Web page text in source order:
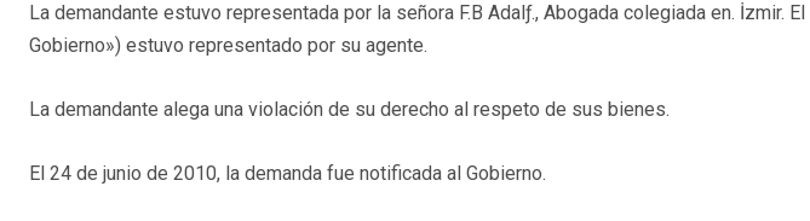
La demandante estuvo representada por la señora F.B Adalƒ., Abogada colegiada en. İzmir. El
Gobierno») estuvo representado por su agente.
La demandante alega una violación de su derecho al respeto de sus bienes.
El 24 de junio de 2010, la demanda fue notificada al Gobierno.